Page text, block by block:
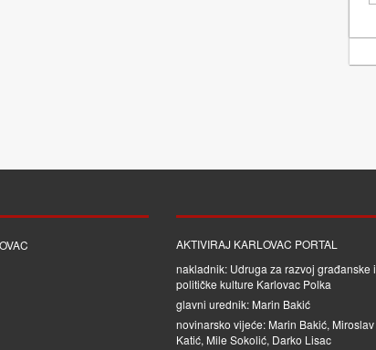
AKTIVIRAJ KARLOVAC PORTAL
nakladnik: Udruga za razvoj građanske i
političke kulture Karlovac Polka
glavni urednik: Marin Bakić
novinarsko vijeće: Marin Bakić, Miroslav
Katić, Mile Sokolić, Darko Lisac